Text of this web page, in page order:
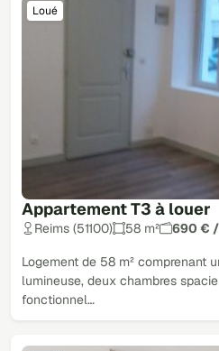
Appartement T3 à louer
Loué
Reims (51100) 58 m² 690 €
Logement de 58 m² comprenant
lumineuse, deux chambres
fonctionnel…